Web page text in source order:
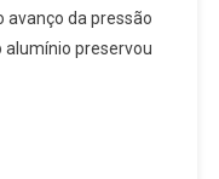
avanço da pressão
preservou